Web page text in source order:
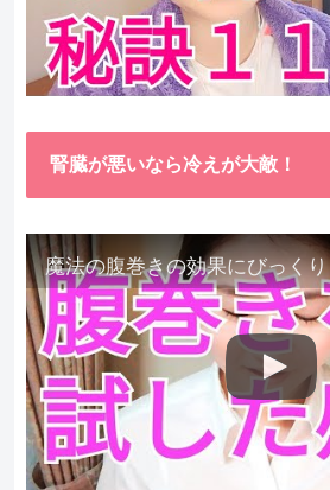
腎臓が悪いなら冷えが大敵！
魔法の腹巻きの効果にびっくり